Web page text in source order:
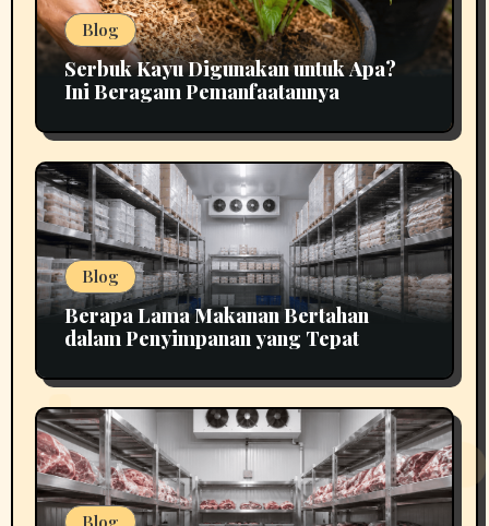
Blog
Serbuk Kayu Digunakan untuk Apa?
Ini Beragam Pemanfaatannya
Blog
Berapa Lama Makanan Bertahan
dalam Penyimpanan yang Tepat